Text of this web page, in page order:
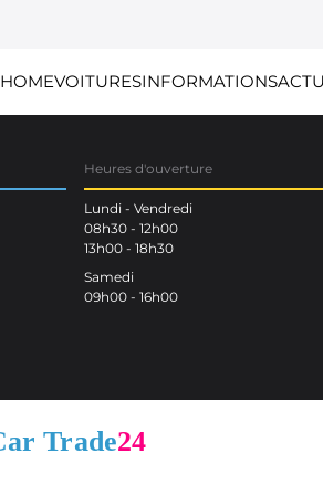
HOMEVOITURESINFORMATIONS
Heures d'ouverture
Lundi - Vendredi
08h30 - 12h00
13h00 - 18h30
Samedi
09h00 - 16h00